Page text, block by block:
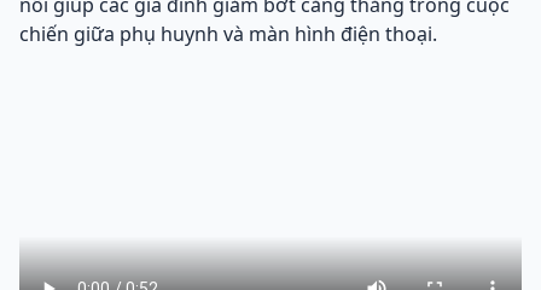
chiến giữa phụ huynh và màn hình điện thoại.